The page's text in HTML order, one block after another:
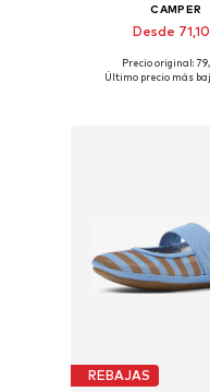
CAMPER
Desde
Disponible en
Precio original:
Último precio más
REBAJAS